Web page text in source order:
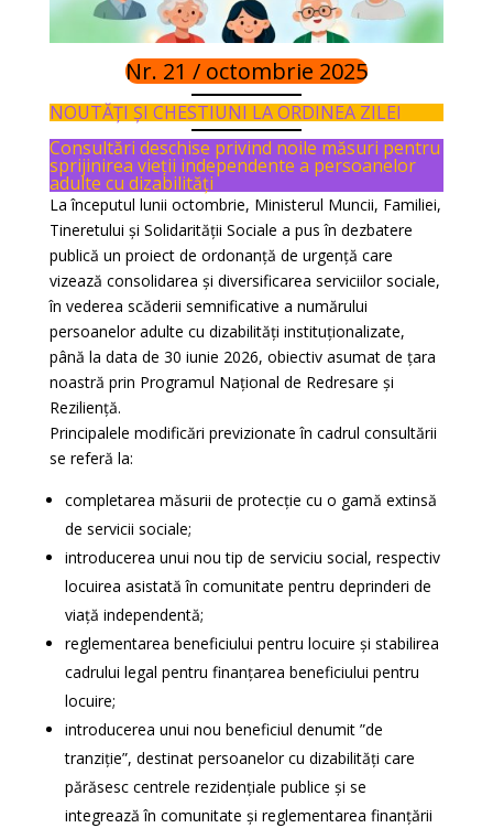
Nr. 21 / octombrie 2025
NOUTĂȚI ȘI CHESTIUNI LA ORDINEA ZILEI
Consultări deschise privind noile măsuri pentru
sprijinirea vieții independente a persoanelor
adulte cu dizabilități
La începutul lunii octombrie, Ministerul Muncii, Familiei,
Tineretului și Solidarității Sociale a pus în dezbatere
publică un proiect de ordonanță de urgență care
vizează consolidarea și diversificarea serviciilor sociale,
în vederea scăderii semnificative a numărului
persoanelor adulte cu dizabilități instituționalizate,
până la data de 30 iunie 2026, obiectiv asumat de țara
noastră prin Programul Național de Redresare și
Reziliență.
Principalele modificări previzionate în cadrul consultării
se referă la:
completarea măsurii de protecție cu o gamă extinsă
de servicii sociale;
introducerea unui nou tip de serviciu social, respectiv
locuirea asistată în comunitate pentru deprinderi de
viață independentă;
reglementarea beneficiului pentru locuire și stabilirea
cadrului legal pentru finanțarea beneficiului pentru
locuire;
introducerea unui nou beneficiul denumit ”de
tranziție”, destinat persoanelor cu dizabilități care
părăsesc centrele rezidențiale publice și se
integrează în comunitate și reglementarea finanțării